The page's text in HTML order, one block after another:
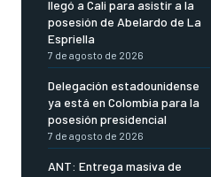
llegó a Cali para asistir a la
posesión de Abelardo de La
Espriella
7 de agosto de 2026
Delegación estadounidense
ya está en Colombia para la
posesión presidencial
7 de agosto de 2026
ANT: Entrega masiva de